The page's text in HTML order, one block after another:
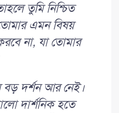
তুমি নিশ্চিত
এমন বিষয়
না, যা তোমার
বড় দর্শন আর নেই।
দার্শনিক হতে